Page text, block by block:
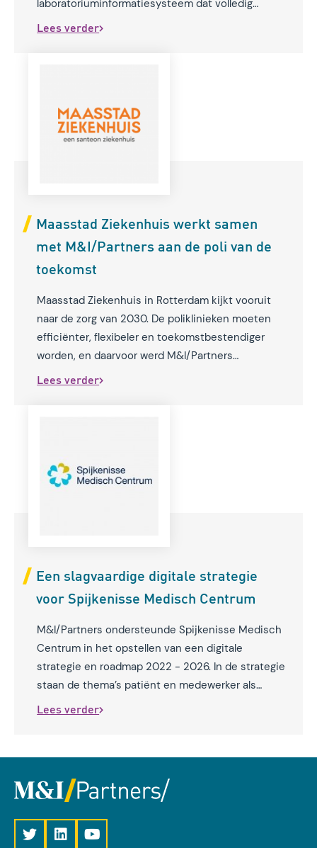
laboratoriuminformatiesysteem dat volledig
geïntegreerd is in het Epic EPD, om de
Lees verder
Maasstad Ziekenhuis werkt samen
met M&I/Partners aan de poli van de
toekomst
Maasstad Ziekenhuis in Rotterdam kijkt vooruit
naar de zorg van 2030. De poliklinieken moeten
efficiënter, flexibeler en toekomstbestendiger
worden, en daarvoor werd M&I/Partners
ingeschakeld. Aukje Houben, strategisch adviseur
Lees verder
Een slagvaardige digitale strategie
voor Spijkenisse Medisch Centrum
M&I/Partners ondersteunde Spijkenisse Medisch
Centrum in het opstellen van een digitale
strategie en roadmap 2022 - 2026. In de strategie
staan de thema’s patiënt en medewerker als
partner, zorg dichtbij, ketensamenwerking en
Lees verder